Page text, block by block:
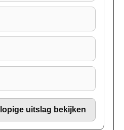
uitslag bekijken